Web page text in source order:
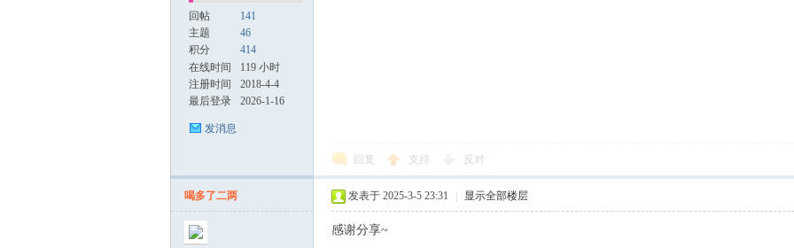
回帖
141
主题
46
积分
414
在线时间
119 小时
注册时间
2018-4-4
最后登录
2026-1-16
发消息
回复 支持 反对
喝多了二两 发表于 2025-3-5 23:31 显示全部楼层
感谢分享~